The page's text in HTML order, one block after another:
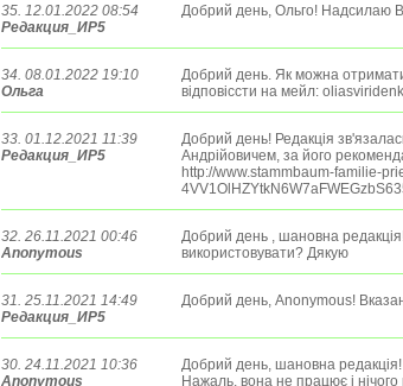
35. 12.01.2022 08:54
Редакция_ИР5
Добрий день, Ольго! Надсилаю
34. 08.01.2022 19:10
Ольга
Добрий день. Як можна
відповіссти на мейл:
33. 01.12.2021 11:39
Редакция_ИР5
Добрий день! Редакція
Андрійовичем, за його
http://www.stammbaum-familie-
32. 26.11.2021 00:46
Anonymous
Добрий день , шановна
використовувати? Дякую
31. 25.11.2021 14:49
Редакция_ИР5
Добрий день, Anonymous!
30. 24.11.2021 10:36
Anonymous
Добрий день, шановна
Нажаль, вона не працює і нічого